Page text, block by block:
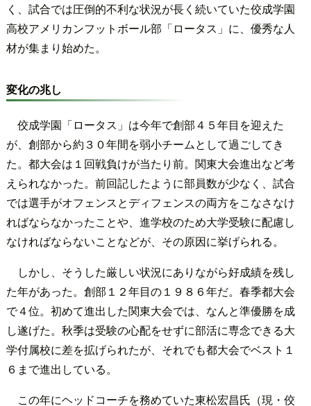
く、試合では圧倒的不利な状況が長く続いていた佼成学園
高校アメリカンフットボール部「ロータス」に、優秀な人
材が集まり始めた。
変化の兆し
佼成学園「ロータス」は今年で創部４５年目を迎えた
が、創部から約３０年間を弱小チームとして過ごしてき
た。都大会は１回戦負けが当たり前。関東大会進出など考
えられなかった。前回記したように部員数が少なく、試合
では選手がオフェンスとディフェンスの両方をこなさなけ
ればならなかったことや、進学校のため大学受験に配慮し
なければならないことなどが、その原因に挙げられる。
しかし、そうした厳しい状況にありながら好成績を残し
た年があった。創部１２年目の１９８６年だ。春季都大会
で４位。初めて進出した関東大会では、なんと準優勝を成
し遂げた。秋季は受験の心配をせずに部活に専念できる大
学付属校に差を拡げられたが、それでも都大会でベスト１
６まで進出している。
この年にヘッドコーチを務めていた東松宏昌氏（現・佼